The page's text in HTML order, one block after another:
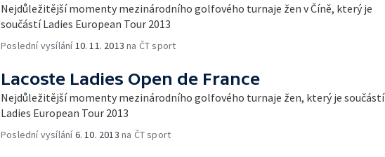
Nejdůležitější momenty mezinárodního golfového turnaje žen v Číně, který je
součástí Ladies European Tour 2013
Poslední vysílání 10. 11. 2013 na ČT sport
Lacoste Ladies Open de France
Nejdůležitější momenty mezinárodního golfového turnaje žen, který je součástí
Ladies European Tour 2013
Poslední vysílání6. 10. 2013 na ČT sport